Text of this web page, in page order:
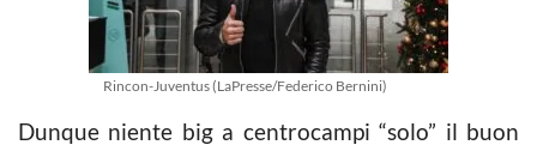
Rincon-Juventus (LaPresse/Federico Bernini)
Dunque niente big a centrocampi “solo” il buon